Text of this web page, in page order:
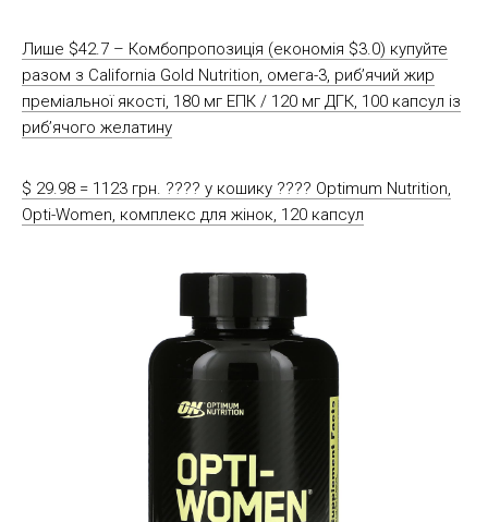
Лише $42.7 – Комбопропозиція (економія $3.0) купуйте
разом з California Gold Nutrition, омега-3, риб’ячий жир
преміальної якості, 180 мг ЕПК / 120 мг ДГК, 100 капсул із
риб’ячого желатину
$ 29.98 = 1123 грн. ????️ у кошику ????️ Optimum Nutrition,
Opti-Women, комплекс для жінок, 120 капсул